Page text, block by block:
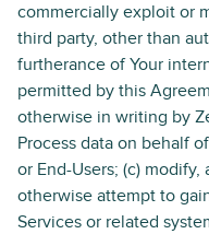
commercially exploit or
third party, other than
furtherance of Your
permitted by this
otherwise in writing by
Process data on behalf
or End-Users; (c)
otherwise attempt to
Services or related